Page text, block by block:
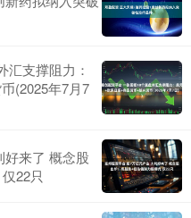
汇支撑阻力：
(2025年7月7
来了 概念股
22只